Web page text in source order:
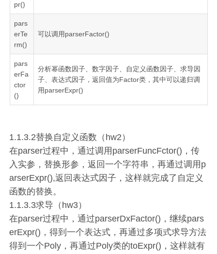
pr()
pars
erTe
rm()
可以调用parserFactor()
pars
erFa
ctor
()
分析幂函数因子、数字因子、自定义函数因子、求导因
子、表达式因子，返回值为Factor类，其中可以递归调
用parserExpr()
1.1.3.2替换自定义函数（hw2）
在parser过程中，通过调用parserFuncFctor()，传
入实参，替换形参，返回一个字符串，再通过调用p
arserExpr(),返回表达式因子，这样就完成了自定义
函数的替换。
1.1.3.3求导（hw3）
在parser过程中，通过parserDxFactor()，继续pars
erExpr()，得到一个表达式，再通过多项式求导方法
得到一个Poly，再通过Poly类的toExpr()，这样就有